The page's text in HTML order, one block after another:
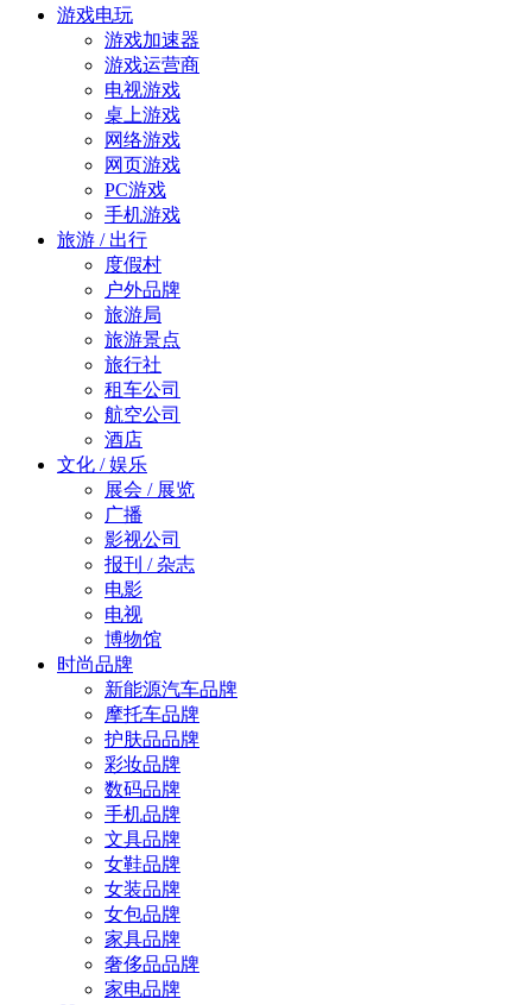
游戏电玩
游戏加速器
游戏运营商
电视游戏
桌上游戏
网络游戏
网页游戏
PC游戏
手机游戏
旅游 / 出行
度假村
户外品牌
旅游局
旅游景点
旅行社
租车公司
航空公司
酒店
文化 / 娱乐
展会 / 展览
广播
影视公司
报刊 / 杂志
电影
电视
博物馆
时尚品牌
新能源汽车品牌
摩托车品牌
护肤品品牌
彩妆品牌
数码品牌
手机品牌
文具品牌
女鞋品牌
女装品牌
女包品牌
家具品牌
奢侈品品牌
家电品牌